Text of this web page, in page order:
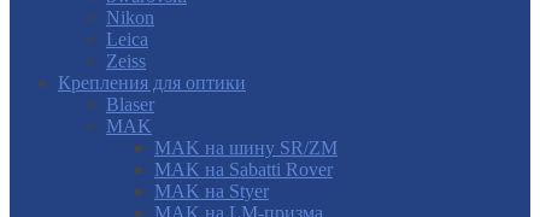
Nikon
Leica
Zeiss
Крепления для оптики
Blaser
MAK
MAK на шину SR/ZM
MAK на Sabatti Rover
MAK на Styer
MAK на LM-призма